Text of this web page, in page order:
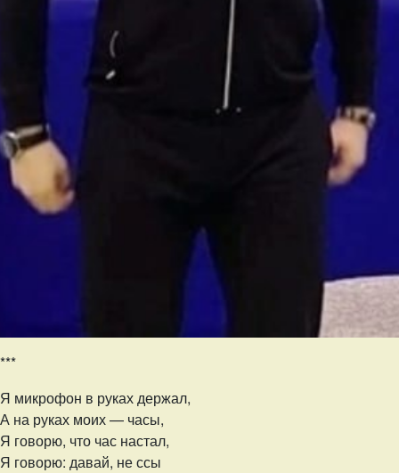
***
Я микрофон в руках держал,
А на руках моих — часы,
Я говорю, что час настал,
Я говорю: давай, не ссы